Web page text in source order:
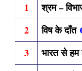
1
श्रम –
2
विष के दाँत
3
भारत से